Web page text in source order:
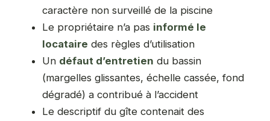
caractère non surveillé de la piscine
Le propriétaire n’a pas informé le
locataire des règles d’utilisation
Un défaut d’entretien du bassin
(margelles glissantes, échelle cassée, fond
dégradé) a contribué à l’accident
Le descriptif du gîte contenait des